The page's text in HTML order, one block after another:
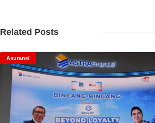
Related Posts
Asuransi